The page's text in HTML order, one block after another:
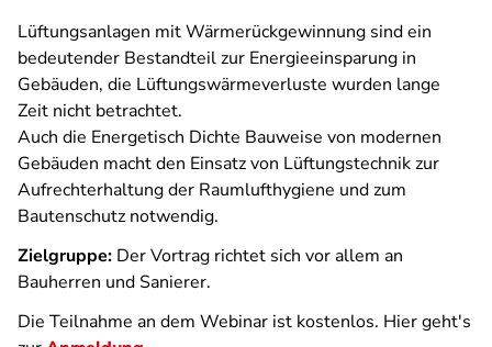
Lüftungsanlagen mit Wärmerückgewinnung sind ein
bedeutender Bestandteil zur Energieeinsparung in
Gebäuden, die Lüftungswärmeverluste wurden lange
Zeit nicht betrachtet.
Auch die Energetisch Dichte Bauweise von modernen
Gebäuden macht den Einsatz von Lüftungstechnik zur
Aufrechterhaltung der Raumlufthygiene und zum
Bautenschutz notwendig.
Zielgruppe: Der Vortrag richtet sich vor allem an
Bauherren und Sanierer.
Die Teilnahme an dem Webinar ist kostenlos. Hier geht's